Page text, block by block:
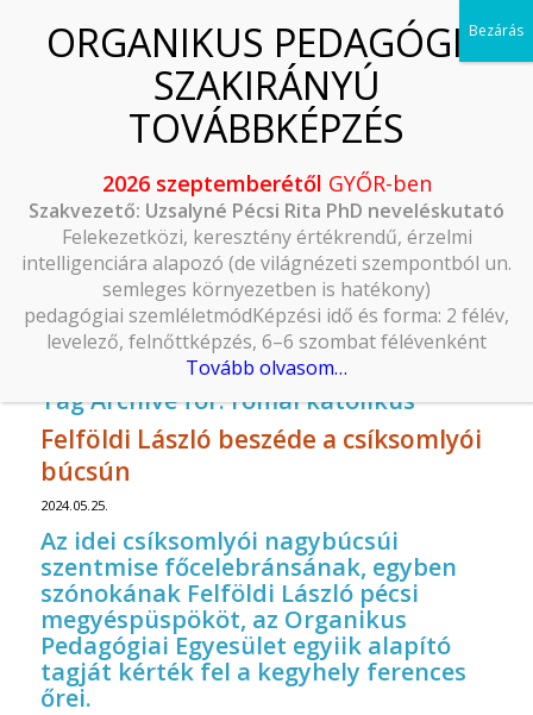
Tag Archive for:római katolikus
Felföldi László beszéde a csíksomlyói
búcsún
2024.05.25.
Az idei csíksomlyói nagybúcsúi
szentmise főcelebránsának, egyben
szónokának Felföldi László pécsi
megyéspüspököt, az Organikus
Pedagógiai Egyesület egyiik alapító
tagját kérték fel a kegyhely ferences
őrei.
2026 szeptemberétől GYŐR-ben
Szakvezető: Uzsalyné Pécsi Rita PhD neveléskutató
Felekezetközi, keresztény értékrendű, érzelmi
intelligenciára alapozó (de világnézeti szempontból un.
semleges környezetben is hatékony)
pedagógiai szemléletmódKépzési idő és forma: 2 félév,
levelező, felnőttképzés, 6–6 szombat félévenként
Tovább olvasom…